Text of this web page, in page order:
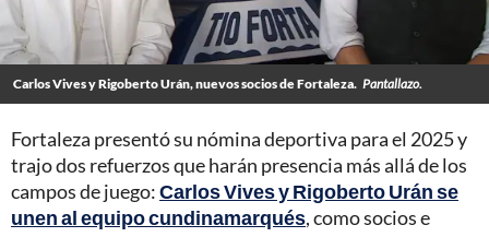
Carlos Vives y Rigoberto Urán, nuevos socios de Fortaleza. Pantallazo.
Fortaleza presentó su nómina deportiva para el 2025 y
trajo dos refuerzos que harán presencia más allá de los
campos de juego:Carlos Vives y Rigoberto Urán se
unen al equipo cundinamarqués, como socios e